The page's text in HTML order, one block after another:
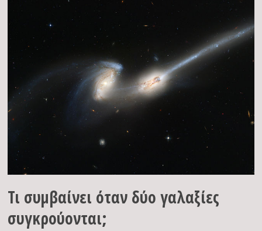
Τι συμβαίνει όταν δύο γαλαξίες
συγκρούονται;